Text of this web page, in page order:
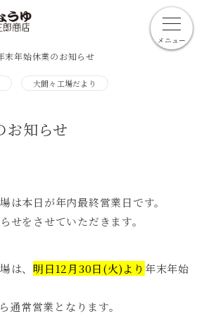
末年始休業のお知らせ
大間々工場だより
お知らせ
は本日が年内最終営業日です。
せをさせていただきます。
は、 明日12月30日(火)より 年末年始
通常営業となります。
メニュー